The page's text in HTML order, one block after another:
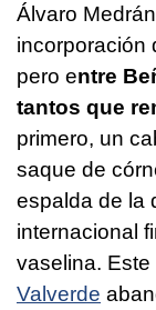
Álvaro
incorporación
pero entre
tantos que
primero, un
saque de
espalda de la
internacional
vaselina. Este
Valverde